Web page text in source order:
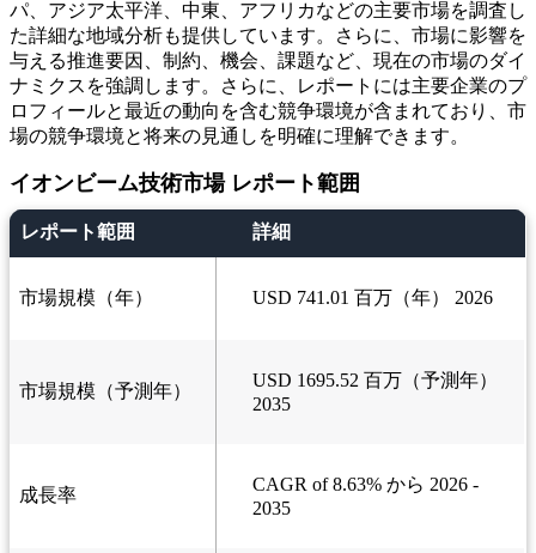
パ、アジア太平洋、中東、アフリカなどの主要市場を調査し
た詳細な地域分析も提供しています。さらに、市場に影響を
与える推進要因、制約、機会、課題など、現在の市場のダイ
ナミクスを強調します。さらに、レポートには主要企業のプ
ロフィールと最近の動向を含む競争環境が含まれており、市
場の競争環境と将来の見通しを明確に理解できます。
イオンビーム技術市場 レポート範囲
レポート範囲 詳細
市場規模（年） USD 741.01 百万（年） 2026
市場規模（予測年）
USD 1695.52 百万（予測年）
2035
成長率
CAGR of 8.63% から 2026 -
2035